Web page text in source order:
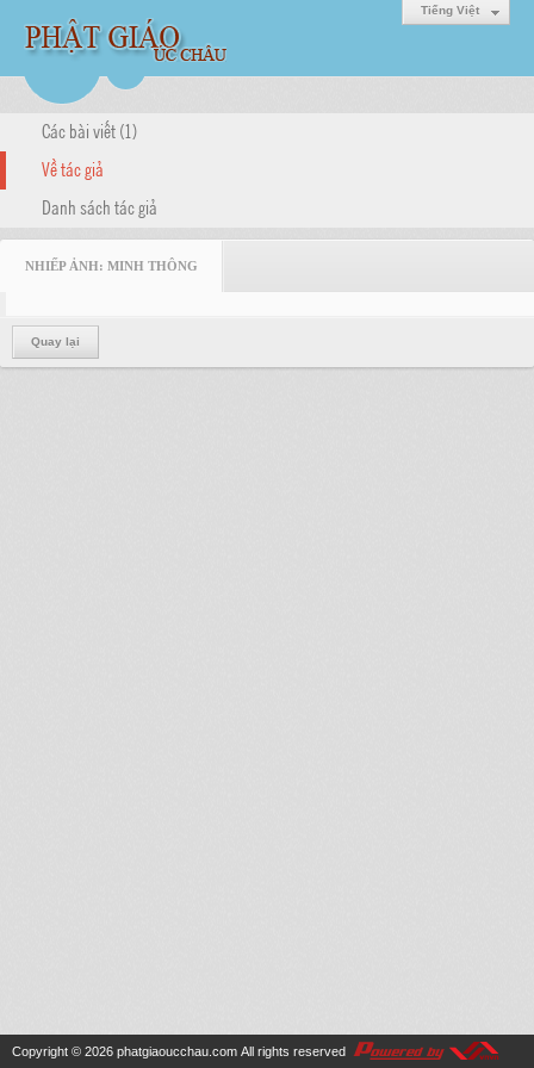
Tiếng Việt
Các bài viết (1)
Về tác giả
Danh sách tác giả
NHIẾP ẢNH: MINH THÔNG
Quay lại
Copyright © 2026 phatgiaoucchau.com All rights reserved